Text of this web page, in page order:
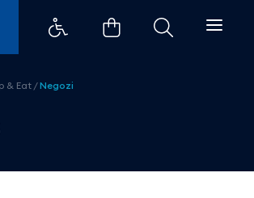
Barth - Aeroporti di
& Eat /Negozi